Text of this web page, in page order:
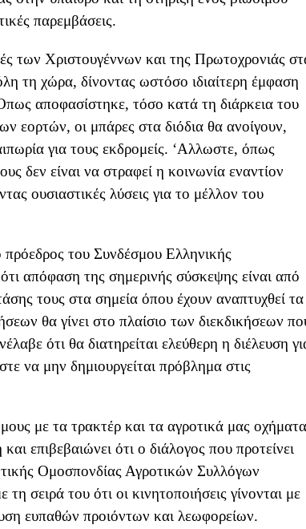
παρεμβάσεις.
των Χριστουγέννων και της Πρωτοχρονιάς
τη χώρα, δίνοντας ωστόσο ιδιαίτερη έμφαση
αποφασίστηκε, τόσο κατά τη διάρκεια του
εορτών, οι μπάρες στα διόδια θα ανοίγουν,
για τους εκδρομείς. ‘Αλλωστε, όπως
δεν είναι να στραφεί η κοινωνία εναντίον
ουσιαστικές λύσεις για το μέλλον του
του Συνδέσμου Ελληνικής
απόφαση της σημερινής σύσκεψης είναι από
τους στα σημεία όπου έχουν αναπτυχθεί τα
θα γίνει στο πλαίσιο των διεκδικήσεων
ότι θα διατηρείται ελεύθερη η διέλευση
να μην δημιουργείται πρόβλημα στις
με τα τρακτέρ και τα αγροτικά μας
επιβεβαιώνει ότι ο διάλογος που προτείνει
Ομοσπονδίας Αγροτικών Συλλόγων
σειρά του ότι οι κινητοποιήσεις γίνονται με
ευπαθών προιόντων και λεωφορείων.